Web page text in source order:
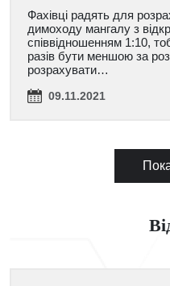
Фахівці радять для
димоходу мангалу з
співвідношенням 1:10,
разів бути меншою за
розрахувати…
09.11.2021